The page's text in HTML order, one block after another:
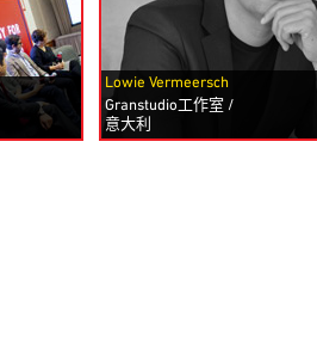
Lowie Vermeersch
Granstudio工作室 /
意大利